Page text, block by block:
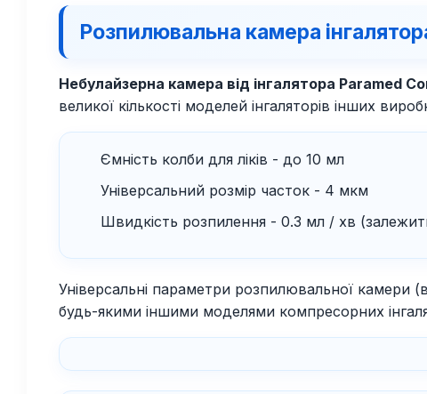
Розпилювальна камера
Небулайзерна камера від інгалятора Paramed
великої кількості моделей інгаляторів інших
Ємність колби для ліків - до 10 мл
Універсальний розмір часток - 4 мкм
Швидкість розпилення - 0.3 мл / хв
Універсальні параметри розпилювальної камери
будь-якими іншими моделями компресорних